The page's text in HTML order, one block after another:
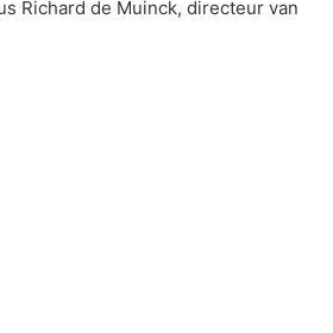
Richard de Muinck, directeur van